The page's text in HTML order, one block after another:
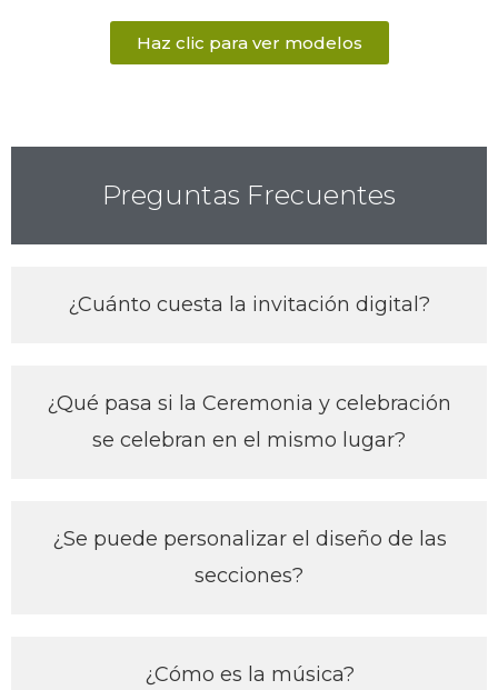
Haz clic para ver modelos
Preguntas Frecuentes
¿Cuánto cuesta la invitación digital?
¿Qué pasa si la Ceremonia y celebración
se celebran en el mismo lugar?
¿Se puede personalizar el diseño de las
secciones?
¿Cómo es la música?